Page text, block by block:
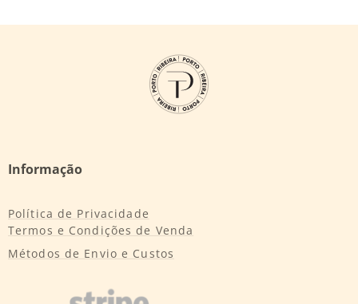
Informação
Política de Privacidade
Termos e Condições de Venda
Métodos de Envio e Custos